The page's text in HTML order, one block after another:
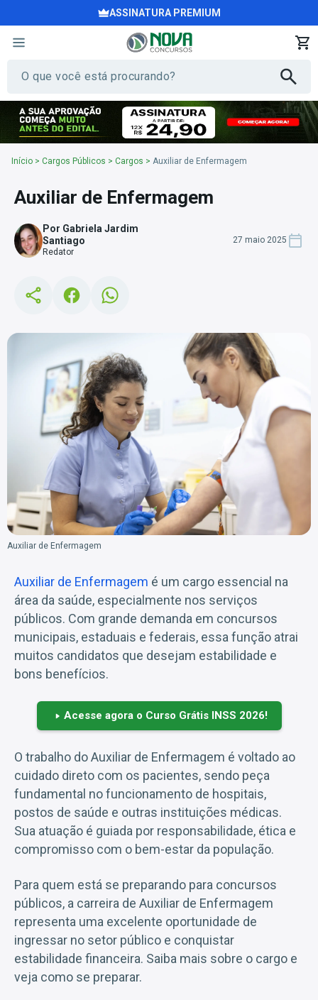
ASSINATURA PREMIUM
Início > Cargos Públicos > Cargos > Auxiliar de Enfermagem
Auxiliar de Enfermagem
Por Gabriela Jardim
Santiago
Redator
27 maio 2025
Auxiliar de Enfermagem
Auxiliar de Enfermagem é um cargo essencial na
área da saúde, especialmente nos serviços
públicos. Com grande demanda em concursos
municipais, estaduais e federais, essa função atrai
muitos candidatos que desejam estabilidade e
bons benefícios.
Acesse agora o Curso Grátis INSS 2026!
O trabalho do Auxiliar de Enfermagem é voltado ao
cuidado direto com os pacientes, sendo peça
fundamental no funcionamento de hospitais,
postos de saúde e outras instituições médicas.
Sua atuação é guiada por responsabilidade, ética e
compromisso com o bem-estar da população.
Para quem está se preparando para concursos
públicos, a carreira de Auxiliar de Enfermagem
representa uma excelente oportunidade de
ingressar no setor público e conquistar
estabilidade financeira. Saiba mais sobre o cargo e
veja como se preparar.